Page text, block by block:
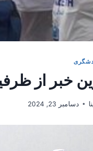
خبر از
دسامبر 23, 2024